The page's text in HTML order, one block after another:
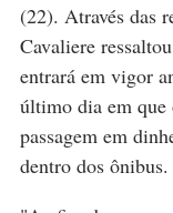
(22). Através das
Cavaliere
entrará em vigor
último dia em que
passagem em
dentro dos ônibus.